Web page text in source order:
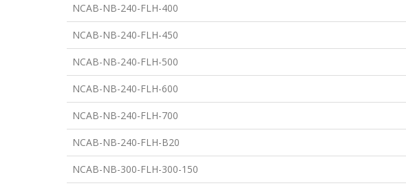
NCAB-NB-240-FLH-400
NCAB-NB-240-FLH-450
NCAB-NB-240-FLH-500
NCAB-NB-240-FLH-600
NCAB-NB-240-FLH-700
NCAB-NB-240-FLH-B20
NCAB-NB-300-FLH-300-150